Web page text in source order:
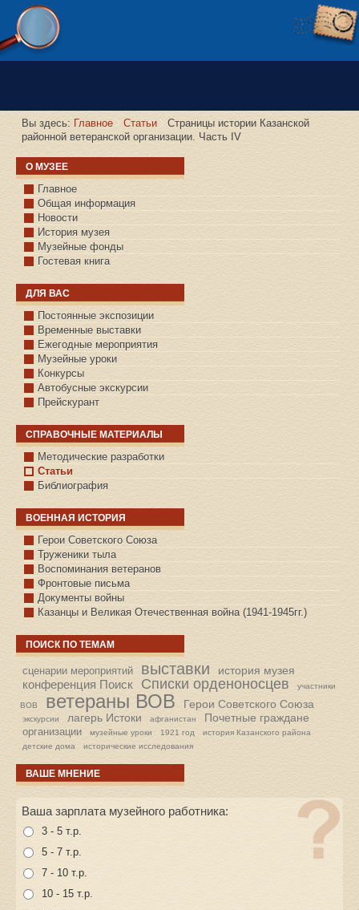
Версия сайта для слабовидящих
Вы здесь: Главное Статьи
Страницы истории Казанской
районной ветеранской организации. Часть IV
О МУЗЕЕ
Главное
Общая информация
Новости
История музея
Музейные фонды
Гостевая книга
ДЛЯ ВАС
Постоянные экспозиции
Временные выставки
Ежегодные мероприятия
Музейные уроки
Конкурсы
Автобусные экскурсии
Прейскурант
СПРАВОЧНЫЕ МАТЕРИАЛЫ
Методические разработки
Статьи
Библиография
ВОЕННАЯ ИСТОРИЯ
С.КАЗАНСКОЕ
Герои Советского Союза
Труженики тыла
Воспоминания ветеранов
Фронтовые письма
Документы войны
Казанцы и Великая Отечественная война (1941-1945гг.)
ПОИСК ПО ТЕМАМ
сценарии мероприятий выставки история музея
конференция Поиск Списки орденоносцев участники
ВОВ ветераны ВОВ Герои Советского Союза
экскурсии лагерь Истоки афганистан Почетные граждане
организации музейные уроки 1921 год
история Казанского района
детские дома
исторические исследования
ВАШЕ МНЕНИЕ
Ваша зарплата музейного работника:
3 - 5 т.р.
5 - 7 т.р.
7 - 10 т.р.
10 - 15 т.р.